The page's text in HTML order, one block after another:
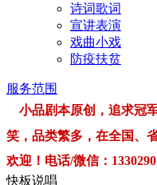
诗词歌词
宣讲表演
戏曲小戏
防疫扶贫
服务范围
小品剧本原创，追求冠
笑，品类繁多，在全国、
欢迎！电话/微信：
快板说唱